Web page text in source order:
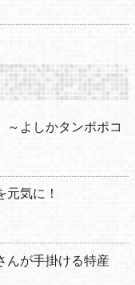
～よしかタンポポコ
元気に！
が手掛ける特産